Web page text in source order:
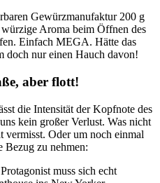
Gewürzmanufaktur 200 g
Aroma beim Öffnen des
Einfach MEGA. Hätte das
doch nur einen Hauch davon!
aber flott!
die Intensität der Kopfnote des
kein großer Verlust. Was nicht
vermisst. Oder um noch einmal
Bezug zu nehmen:
muss sich echt